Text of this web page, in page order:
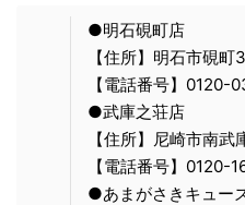
●明石硯町店
【住所】明石市硯
【電話番号】0120-
●武庫之荘店
【住所】尼崎市南
【電話番号】0120-
●あまがさきキュー